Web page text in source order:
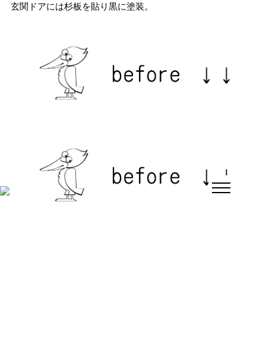
玄関ドアには杉板を貼り黒に塗装。